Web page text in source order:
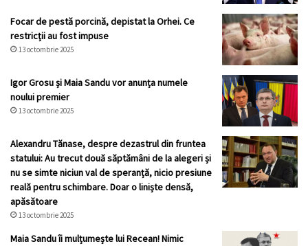
Focar de pestă porcină, depistat la Orhei. Ce
restricții au fost impuse
13 octombrie 2025
Igor Grosu și Maia Sandu vor anunța numele
noului premier
13 octombrie 2025
Alexandru Tănase, despre dezastrul din fruntea
statului: Au trecut două săptămâni de la alegeri și
nu se simte niciun val de speranță, nicio presiune
reală pentru schimbare. Doar o liniște densă,
apăsătoare
13 octombrie 2025
Maia Sandu îi mulțumește lui Recean! Nimic